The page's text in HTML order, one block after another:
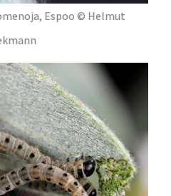
Espoo © Helmut